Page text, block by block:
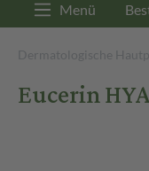
Menü
Dermatologische
Eucerin